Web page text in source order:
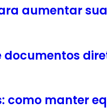
aumentar
documentos
como manter